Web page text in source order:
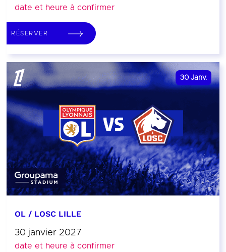
date et heure à confirmer
RÉSERVER
30 Janv.
OL / LOSC LILLE
30 janvier 2027
date et heure à confirmer